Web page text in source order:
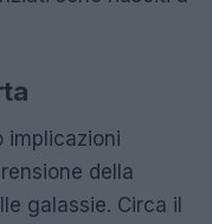
implicazioni
della
galassie. Circa il